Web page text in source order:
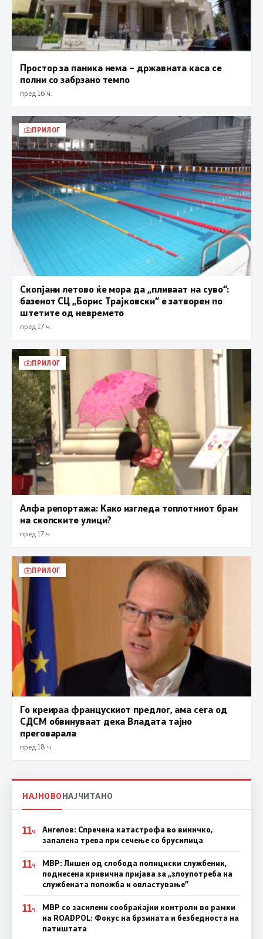
Простор за паника нема – државната каса се
полни со забрзано темпо
пред 16 ч.
ПРИЛОГ
Скопјани летово ќе мора да „пливаат на суво“:
базенот СЦ „Борис Трајковски“ е затворен по
штетите од невремето
пред 17 ч.
ПРИЛОГ
Алфа репортажа: Како изгледа топлотниот бран
на скопските улици?
пред 17 ч.
ПРИЛОГ
Го креираа францускиот предлог, ама сега од
СДСМ обвинуваат дека Владата тајно
преговарала
пред 18 ч.
НАЈНОВОНАЈЧИТАНО
11Ч
Ангелов: Спречена катастрофа во виничко,
запалена трева при сечење со брусилица
11Ч
МВР: Лишен од слобода полициски службеник,
поднесена кривична пријава за „злоупотреба на
службената положба и овластување”
11Ч
МВР со засилени сообраќајни контроли во рамки
на ROADPOL: Фокус на брзината и безбедноста на
патиштата